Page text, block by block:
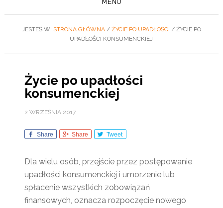
JESTEŚ W: STRONA GŁÓWNA / ŻYCIE PO UPADŁOŚCI /ŻYCIE PO
UPADŁOŚCI KONSUMENCKIEJ
Życie po upadłości
konsumenckiej
2 WRZEŚNIA 2017
Share Share Tweet
Dla wielu osób, przejście przez postępowanie
upadłości konsumenckiej i umorzenie lub
spłacenie wszystkich zobowiązań
finansowych, oznacza rozpoczęcie nowego